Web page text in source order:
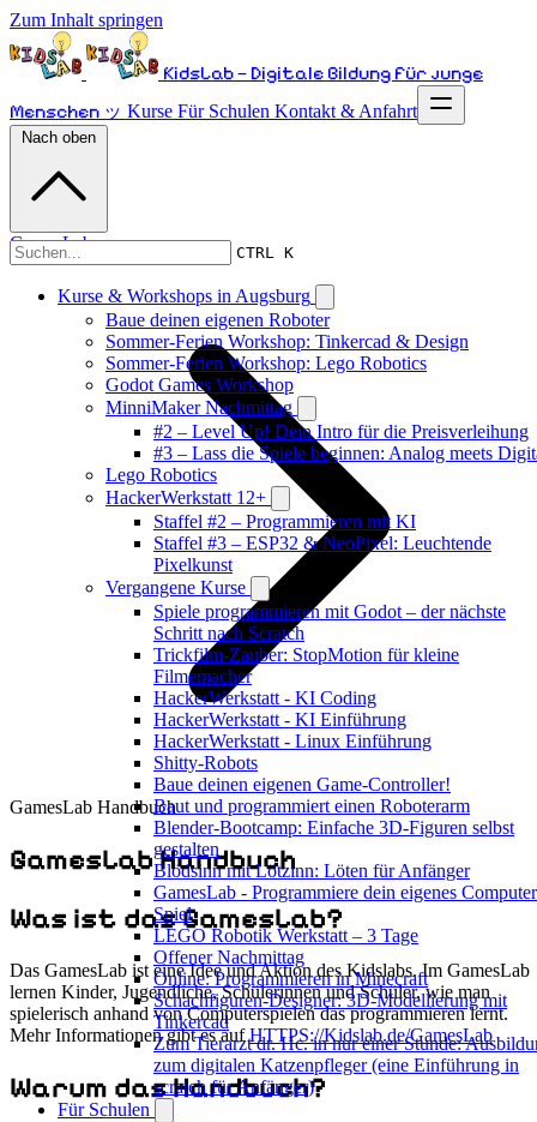
Zum Inhalt springen
KidsLab – Digitale Bildung für junge
Menschen ッ Kurse Für Schulen Kontakt & Anfahrt
CTRL K
Kurse & Workshops in Augsburg
Baue deinen eigenen Roboter
Sommer-Ferien Workshop: Tinkercad & Design
Sommer-Ferien Workshop: Lego Robotics
Godot Games Workshop
MinniMaker Nachmittag
#2 – Level Up! Dein Intro für die Preisverleihung
#3 – Lass die Spiele beginnen: Analog meets
Lego Robotics
HackerWerkstatt 12+
Staffel #2 – Programmieren mit KI
Staffel #3 – ESP32 & NeoPixel: Leuchtende
Pixelkunst
Vergangene Kurse
Spiele programmieren mit Godot – der nächste
Schritt nach Scratch
Trickfilm-Zauber: StopMotion für kleine
Filmemacher
HackerWerkstatt - KI Coding
HackerWerkstatt - KI Einführung
HackerWerkstatt - Linux Einführung
Shitty-Robots
Baue deinen eigenen Game-Controller!
Baut und programmiert einen Roboterarm
Blender-Bootcamp: Einfache 3D-Figuren selbst
gestalten
Blödsinn mit Lötzinn: Löten für Anfänger
GamesLab - Programmiere dein eigenes
Spiel
LEGO Robotik Werkstatt – 3 Tage
Offener Nachmittag
Online: Programmieren in Minecraft
Schachfiguren-Designer: 3D-Modellierung mit
Tinkercad
Zum Tierarzt dr. Hc. in nur einer Stunde:
zum digitalen Katzenpfleger (eine Einführung in
scratch für Anfänger)
Für Schulen
Nach oben
GamesLab
GamesLab Handbuch
GamesLab Handbuch
Was ist das GamesLab?
Das GamesLab ist eine Idee und Aktion des Kidslabs. Im GamesLab
lernen Kinder, Jugendliche, Schülerinnen und Schüler, wie man
spielerisch anhand von Computerspielen das programmieren lernt.
Mehr Informationen gibt es aufHTTPS://Kidslab.de/GamesLab
Warum das Handbuch?